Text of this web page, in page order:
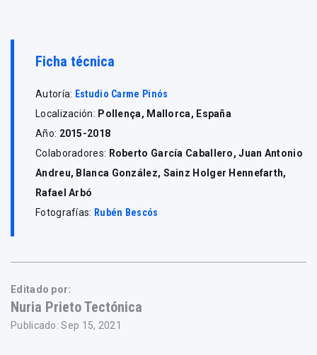
Ficha técnica
Autoría: Estudio Carme Pinós
Localización: Pollença, Mallorca, España
Año: 2015-2018
Colaboradores: Roberto García Caballero, Juan Antonio
Andreu, Blanca González, Sainz Holger Hennefarth,
Rafael Arbó
Fotografías: Rubén Bescós
Editado por:
Nuria Prieto Tectónica
Publicado: Sep 15, 2021